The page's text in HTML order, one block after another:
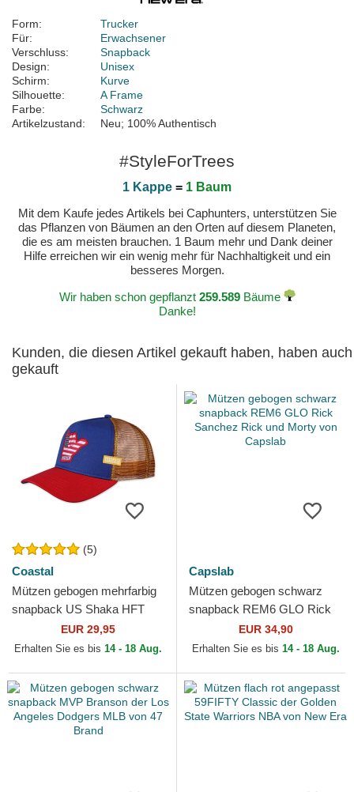
Form:
Trucker
Für:
Erwachsener
Verschluss:
Snapback
Design:
Unisex
Schirm:
Kurve
Silhouette:
A Frame
Farbe:
Schwarz
Artikelzustand:
Neu; 100% Authentisch
#StyleForTrees
1 Kappe = 1 Baum
Mit dem Kaufe jedes Artikels bei Caphunters, unterstützen Sie
das Pflanzen von Bäumen an den Orten auf diesem Planeten,
die es am meisten brauchen. 1 Baum mehr und Dank deiner
Hilfe erreichen wir ein wenig mehr für Nachhaltigkeit und ein
besseres Morgen.
Wir haben schon gepflanzt 259.589Bäume
Danke!
Kunden, die diesen Artikel gekauft haben, haben auch
gekauft
(5)
Coastal
Mützen gebogen mehrfarbig
snapback US Shaka HFT
von CoastalEUR 29,95
Erhalten Sie es bis 14 - 18 Aug.
Capslab
Mützen gebogen schwarz
snapback REM6 GLO Rick
Sanchez Rick und Morty von
Capslab
EUR 34,90
Erhalten Sie es bis 14 - 18 Aug.